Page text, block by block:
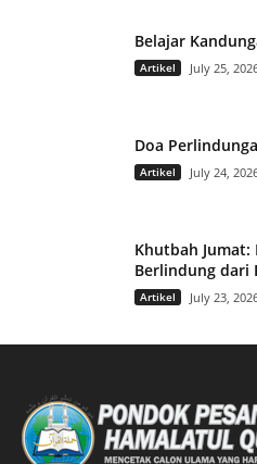
Belajar
Artikel July 25,
Doa
Artikel July 24,
Khutbah
Berlindung dari
Artikel July 23,